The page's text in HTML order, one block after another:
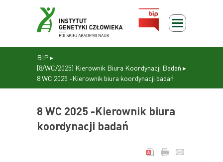
BIP▸
[8/WC/2025] Kierownik Biura Koordynacji Badań ▸
8 WC 2025 -Kierownik biura koordynacji badań
8 WC 2025 -Kierownik biura
koordynacji badań